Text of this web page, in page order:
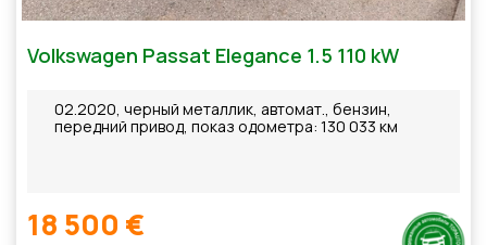
Volkswagen Passat Elegance 1.5 110 kW
02.2020, черный металлик, автомат., бензин,
передний привод, показ одометра: 130 033 км
18 500 €